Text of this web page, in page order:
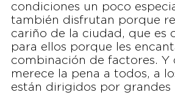
condiciones un poco
también disfrutan porque
cariño de la ciudad, que es
para ellos porque les
combinación de factores. Y
merece la pena a todos, a
están dirigidos por grandes